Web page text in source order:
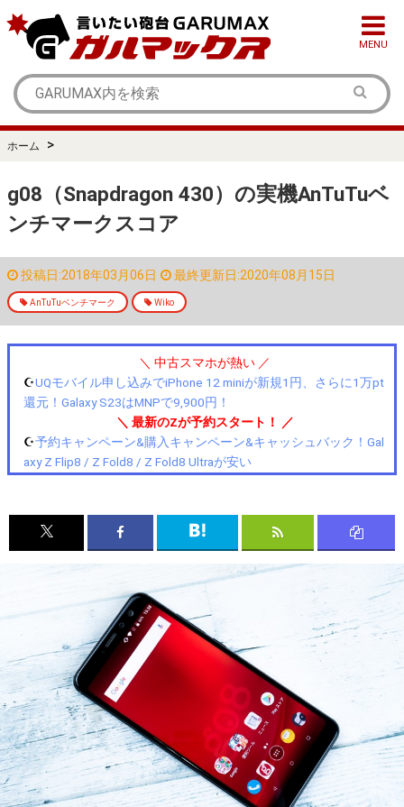
MENU
ホーム >
g08（Snapdragon 430）の実機AnTuTuベ
ンチマークスコア
投稿日:2018年03月06日 最終更新日:2020年08月15日
AnTuTuベンチマーク Wiko
＼ 中古スマホが熱い ／
☪️UQモバイル申し込みでiPhone 12 miniが新規1円、さらに1万pt
還元！Galaxy S23はMNPで9,900円！
＼ 最新のZが予約スタート！ ／
☪️予約キャンペーン&購入キャンペーン&キャッシュバック！Gal
axy Z Flip8 / Z Fold8 / Z Fold8 Ultraが安い